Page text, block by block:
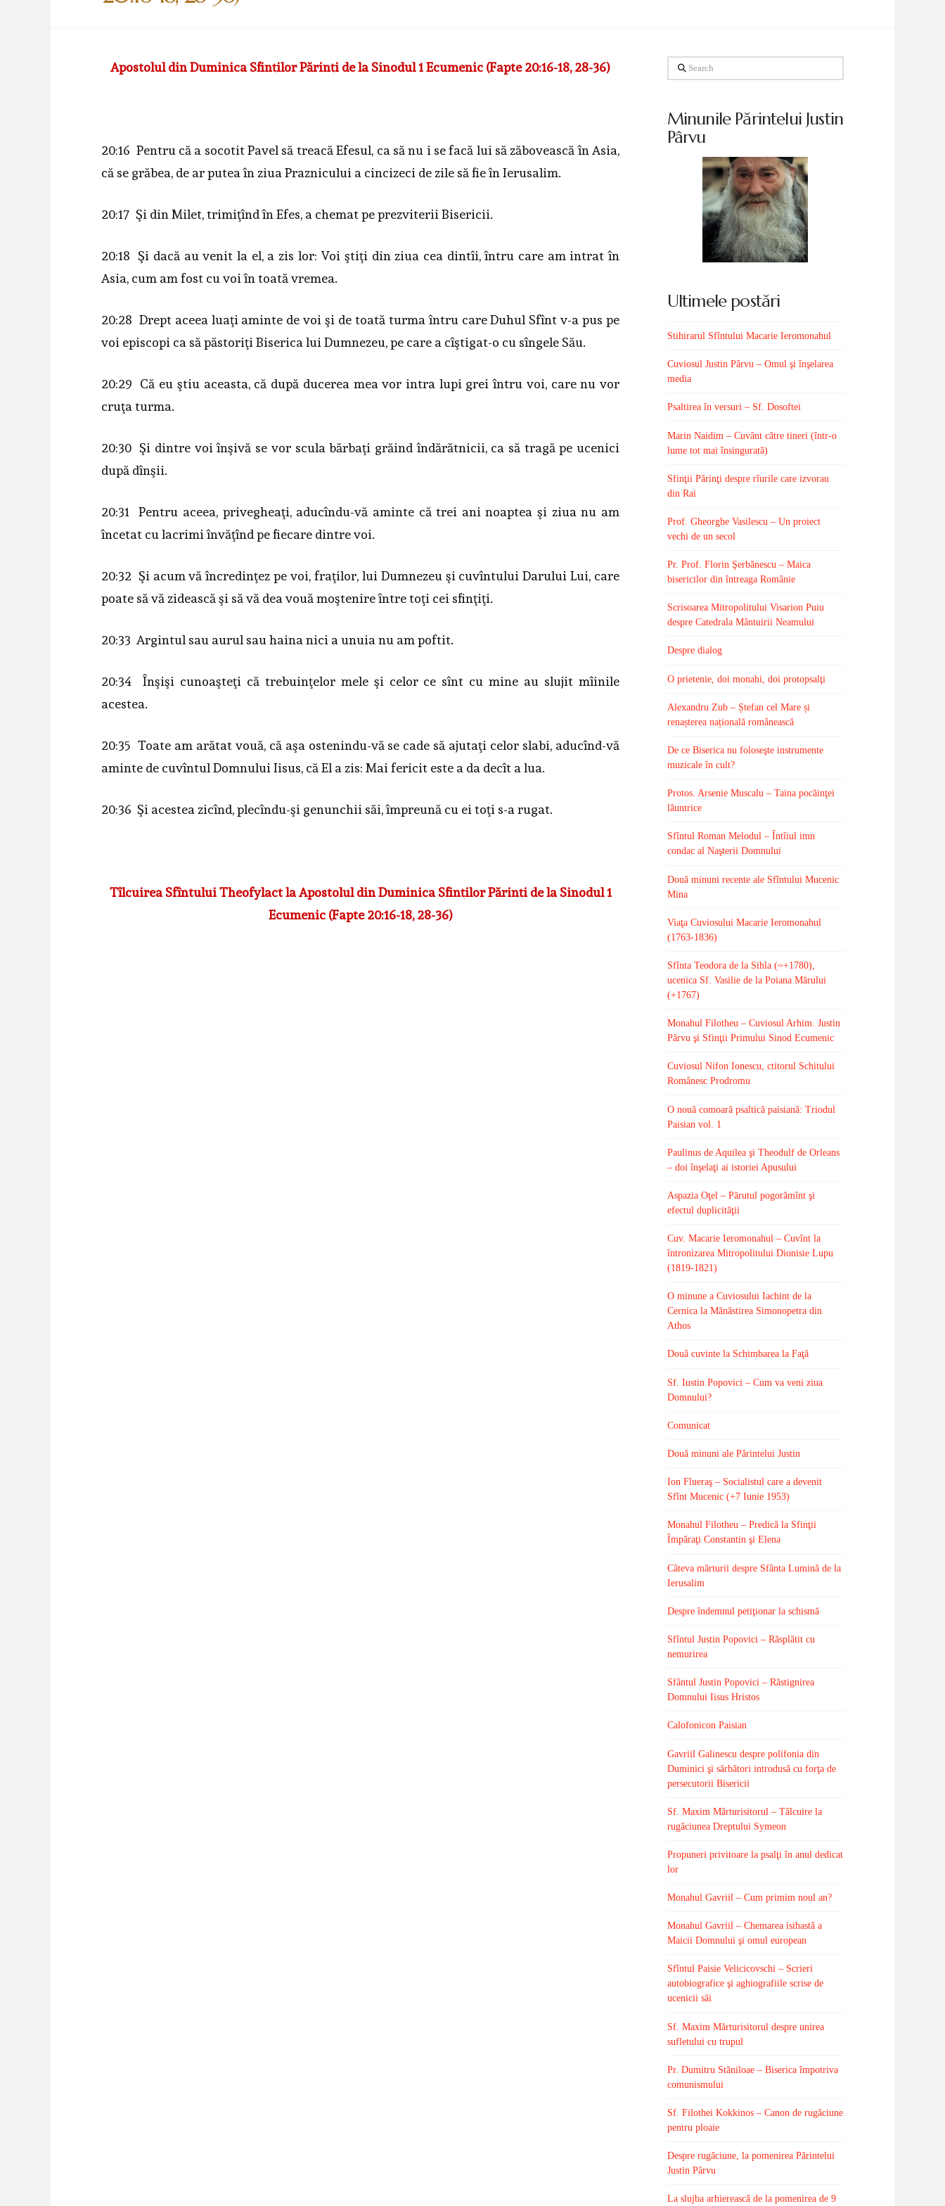
Apostolul din Duminica Sfinţilor Părinţi de la Sinodul 1 Ecumenic (Fapte 20:16-18, 28-36)
20:16 Pentru că a socotit Pavel să treacă Efesul, ca să nu i se facă lui să zăbovească în Asia,
că se grăbea, de ar putea în ziua Praznicului a cincizeci de zile să fie în Ierusalim.
20:17 Şi din Milet, trimiţînd în Efes, a chemat pe prezviterii Bisericii.
20:18 Şi dacă au venit la el, a zis lor: Voi ştiţi din ziua cea dintîi, întru care am intrat în
Asia, cum am fost cu voi în toată vremea.
20:28 Drept aceea luaţi aminte de voi şi de toată turma întru care Duhul Sfînt v-a pus pe
voi episcopi ca să păstoriţi Biserica lui Dumnezeu, pe care a cîştigat-o cu sîngele Său.
20:29 Că eu ştiu aceasta, că după ducerea mea vor intra lupi grei întru voi, care nu vor
cruţa turma.
20:30 Şi dintre voi înşivă se vor scula bărbaţi grăind îndărătnicii, ca să tragă pe ucenici
după dînşii.
20:31 Pentru aceea, privegheaţi, aducîndu-vă aminte că trei ani noaptea şi ziua nu am
încetat cu lacrimi învăţînd pe fiecare dintre voi.
20:32 Şi acum vă încredinţez pe voi, fraţilor, lui Dumnezeu şi cuvîntului Darului Lui, care
poate să vă zidească şi să vă dea vouă moştenire între toţi cei sfinţiţi.
20:33 Argintul sau aurul sau haina nici a unuia nu am poftit.
20:34 Înşişi cunoaşteţi că trebuinţelor mele şi celor ce sînt cu mine au slujit mîinile
acestea.
20:35 Toate am arătat vouă, că aşa ostenindu-vă se cade să ajutaţi celor slabi, aducînd-vă
aminte de cuvîntul Domnului Iisus, că El a zis: Mai fericit este a da decît a lua.
20:36 Şi acestea zicînd, plecîndu-şi genunchii săi, împreună cu ei toţi s-a rugat.
Tîlcuirea Sfîntului Theofylact la Apostolul din Duminica Sfinţilor Părinţi de la Sinodul 1
Ecumenic (Fapte 20:16-18, 28-36)
Search
Minunile Părintelui Justin
Pârvu
Ultimele postări
Stihirarul Sfîntului Macarie Ieromonahul
Cuviosul Justin Pârvu – Omul şi înşelarea
media
Psaltirea în versuri – Sf. Dosoftei
Marin Naidim – Cuvânt către tineri (într-o
lume tot mai însingurată)
Sfinţii Părinţi despre rîurile care izvorau
din Rai
Prof. Gheorghe Vasilescu – Un proiect
vechi de un secol
Pr. Prof. Florin Şerbănescu – Maica
bisericilor din întreaga Românie
Scrisoarea Mitropolitului Visarion Puiu
despre Catedrala Mântuirii Neamului
Despre dialog
O prietenie, doi monahi, doi protopsalţi
Alexandru Zub – Ștefan cel Mare și
renașterea națională românească
De ce Biserica nu foloseşte instrumente
muzicale în cult?
Protos. Arsenie Muscalu – Taina pocăinţei
lăuntrice
Sfîntul Roman Melodul – Întîiul imn
condac al Naşterii Domnului
Două minuni recente ale Sfîntului Mucenic
Mina
Viaţa Cuviosului Macarie Ieromonahul
(1763-1836)
Sfînta Teodora de la Sihla (~+1780),
ucenica Sf. Vasilie de la Poiana Mărului
(+1767)
Monahul Filotheu – Cuviosul Arhim. Justin
Pârvu şi Sfinţii Primului Sinod Ecumenic
Cuviosul Nifon Ionescu, ctitorul Schitului
Românesc Prodromu
O nouă comoară psaltică paisiană: Triodul
Paisian vol. 1
Paulinus de Aquilea şi Theodulf de Orleans
– doi înşelaţi ai istoriei Apusului
Aspazia Oţel – Părutul pogorămînt şi
efectul duplicităţii
Cuv. Macarie Ieromonahul – Cuvînt la
întronizarea Mitropolitului Dionisie Lupu
(1819-1821)
O minune a Cuviosului Iachint de la
Cernica la Mănăstirea Simonopetra din
Athos
Două cuvinte la Schimbarea la Faţă
Sf. Iustin Popovici – Cum va veni ziua
Domnului?
Comunicat
Două minuni ale Părintelui Justin
Ion Flueraş – Socialistul care a devenit
Sfînt Mucenic (+7 Iunie 1953)
Monahul Filotheu – Predică la Sfinţii
Împăraţi Constantin şi Elena
Câteva mărturii despre Sfânta Lumină de la
Ierusalim
Despre îndemnul petiţionar la schismă
Sfîntul Justin Popovici – Răsplătit cu
nemurirea
Sfântul Justin Popovici – Răstignirea
Domnului Iisus Hristos
Calofonicon Paisian
Gavriil Galinescu despre polifonia din
Duminici şi sărbători introdusă cu forţa de
persecutorii Bisericii
Sf. Maxim Mărturisitorul – Tâlcuire la
rugăciunea Dreptului Symeon
Propuneri privitoare la psalţi în anul dedicat
lor
Monahul Gavriil – Cum primim noul an?
Monahul Gavriil – Chemarea isihastă a
Maicii Domnului şi omul european
Sfîntul Paisie Velicicovschi – Scrieri
autobiografice şi aghiografiile scrise de
ucenicii săi
Sf. Maxim Mărturisitorul despre unirea
sufletului cu trupul
Pr. Dumitru Stăniloae – Biserica împotriva
comunismului
Sf. Filothei Kokkinos – Canon de rugăciune
pentru ploaie
Despre rugăciune, la pomenirea Părintelui
Justin Pârvu
La slujba arhierească de la pomenirea de 9